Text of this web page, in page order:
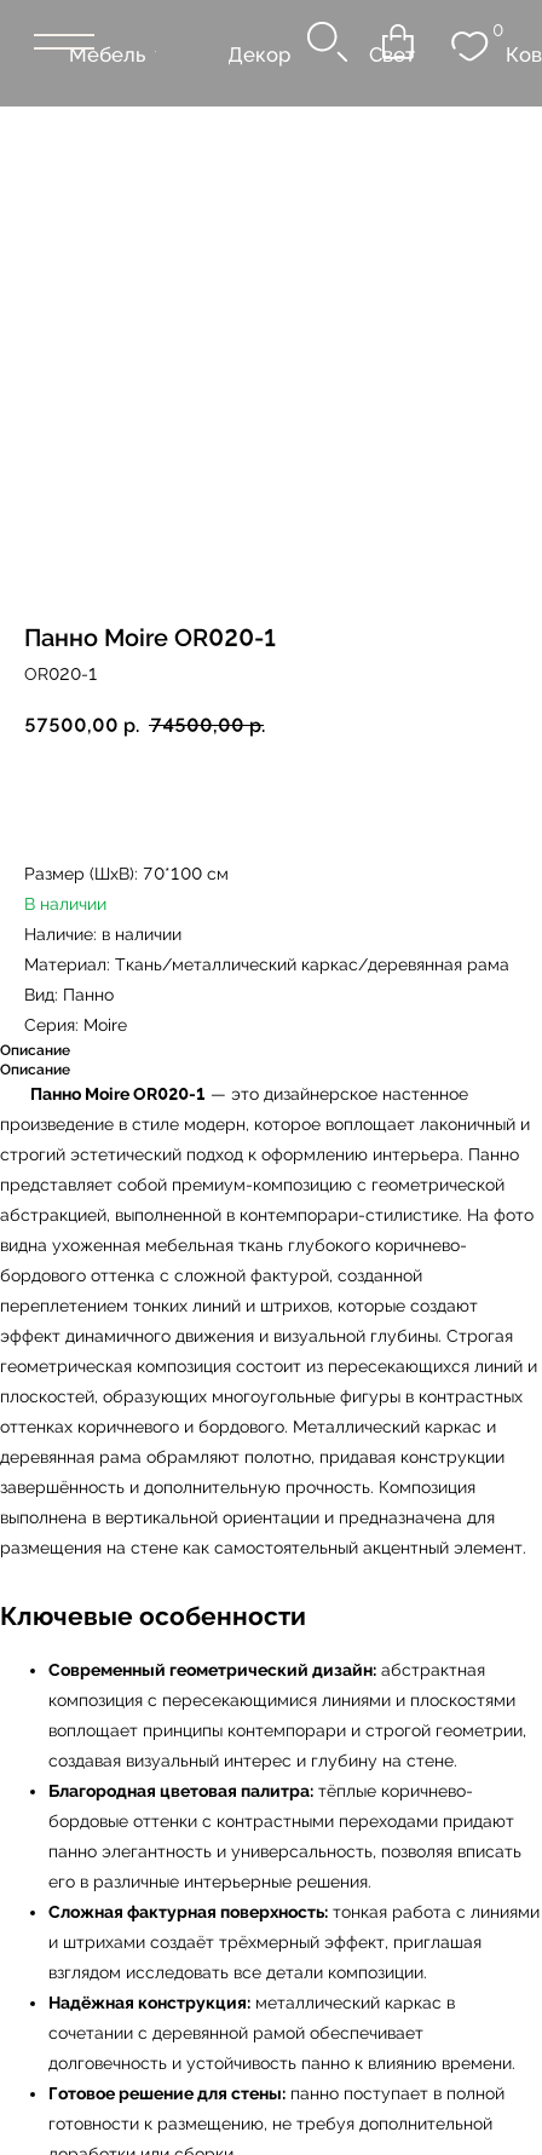
Мебель Ковры
Панно Moire OR020-1
OR020-1
57500,00 р. 74500,00 р.
Размер (ШxВ): 70*100 см
В наличии
Наличие: в наличии
Материал: Ткань/металлический каркас/деревянная рама
Вид: Панно
Серия: Moire
Описание
Описание
Панно Moire OR020-1 — это дизайнерское настенное
произведение в стиле модерн, которое воплощает лаконичный и
строгий эстетический подход к оформлению интерьера. Панно
представляет собой премиум-композицию с геометрической
абстракцией, выполненной в контемпорари-стилистике. На фото
видна ухоженная мебельная ткань глубокого коричнево-
бордового оттенка с сложной фактурой, созданной
переплетением тонких линий и штрихов, которые создают
эффект динамичного движения и визуальной глубины. Строгая
геометрическая композиция состоит из пересекающихся линий и
плоскостей, образующих многоугольные фигуры в контрастных
оттенках коричневого и бордового. Металлический каркас и
деревянная рама обрамляют полотно, придавая конструкции
завершённость и дополнительную прочность. Композиция
выполнена в вертикальной ориентации и предназначена для
размещения на стене как самостоятельный акцентный элемент.
Ключевые особенности
Современный геометрический дизайн: абстрактная
композиция с пересекающимися линиями и плоскостями
воплощает принципы контемпорари и строгой геометрии,
создавая визуальный интерес и глубину на стене.
Благородная цветовая палитра: тёплые коричнево-
бордовые оттенки с контрастными переходами придают
панно элегантность и универсальность, позволяя вписать
его в различные интерьерные решения.
Сложная фактурная поверхность: тонкая работа с линиями
и штрихами создаёт трёхмерный эффект, приглашая
взглядом исследовать все детали композиции.
Надёжная конструкция: металлический каркас в
сочетании с деревянной рамой обеспечивает
долговечность и устойчивость панно к влиянию времени.
Готовое решение для стены: панно поступает в полной
готовности к размещению, не требуя дополнительной
← Вернуться на предыдущую страницу